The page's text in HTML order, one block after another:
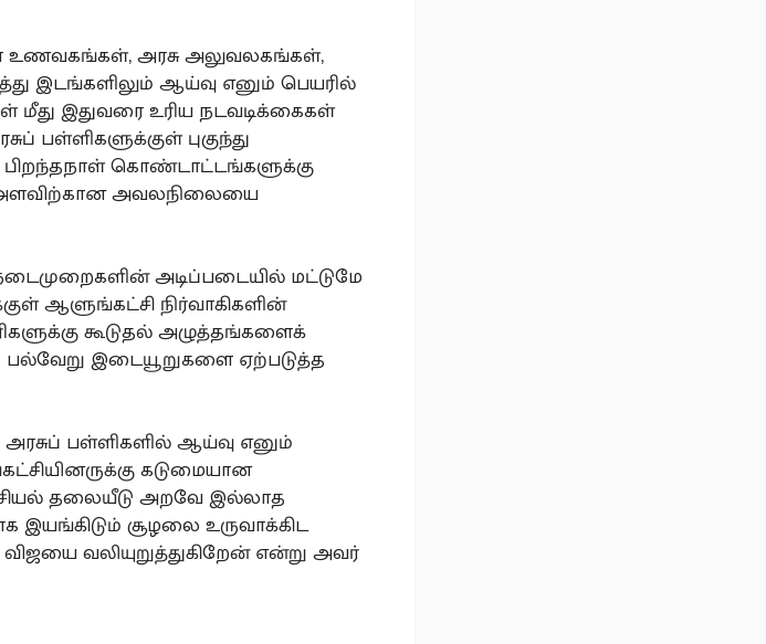
உணவகங்கள், அரசு அலுவலகங்கள்,
இடங்களிலும் ஆய்வு எனும் பெயரில்
மீது இதுவரை உரிய நடவடிக்கைகள்
பள்ளிகளுக்குள் புகுந்து
பிறந்தநாள் கொண்டாட்டங்களுக்கு
அவலநிலையை
அடிப்படையில் மட்டுமே
ஆளுங்கட்சி நிர்வாகிகளின்
கூடுதல் அழுத்தங்களைக்
இடையூறுகளை ஏற்படுத்த
பள்ளிகளில் ஆய்வு எனும்
கடுமையான
தலையீடு அறவே இல்லாத
இயங்கிடும் சூழலை உருவாக்கிட
வலியுறுத்துகிறேன் என்று அவர்